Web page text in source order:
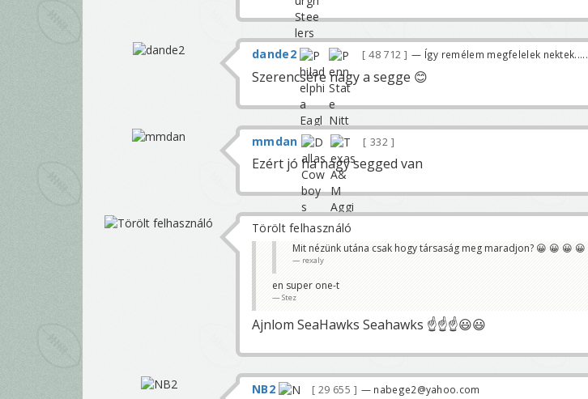
dande2 48 712 — Így remélem megfelelek nektek.....
Szerencsére nagy a segge 😊
mmdan 332
Ezért jó ha nagy segged van
Törölt felhasználó
Mit nézünk utána csak hogy társaság meg maradjon? 😀 😀 😀 😀
rexaly
en super one-t
Stez
Ajnlom SeaHawks Seahawks ☝☝☝😃😃
NB2 29 655 — nabege2@yahoo.com